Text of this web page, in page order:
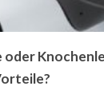
oder